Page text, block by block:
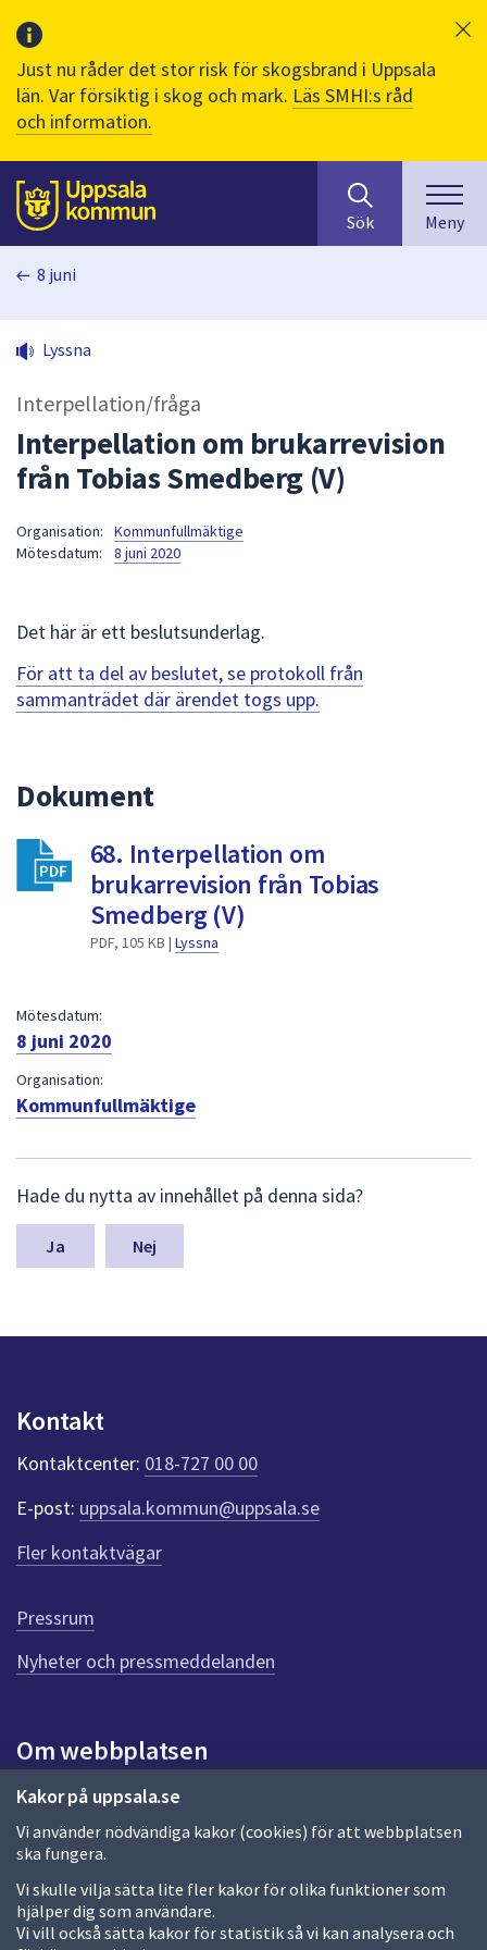
Just nu råder det stor risk för skogsbrand i Uppsala
län. Var försiktig i skog och mark. Läs SMHI:s råd
och information.
Till sidans
huvudinnehåll
efter
innehåll
på
sökfältet
kommer
sökförslag
för
att
navigera
för
att
Sök Meny
Kakor på uppsala.se
Vi använder nödvändiga kakor (cookies) för att webbplatsen
ska fungera.
Vi skulle vilja sätta lite fler kakor för olika funktioner som
hjälper dig som användare.
Vi vill också sätta kakor för statistik så vi kan analysera och
8 juni
Lyssna
Interpellation/fråga
Interpellation om brukarrevision
från Tobias Smedberg (V)
Organisation:
Kommunfullmäktige
Mötesdatum:
8 juni 2020
Det här är ett beslutsunderlag.
För att ta del av beslutet, se protokoll från
sammanträdet där ärendet togs upp.
Dokument
68. Interpellation om
brukarrevision från Tobias
Smedberg (V)
PDF, 105 KB | Lyssna
Mötesdatum:
8 juni 2020
Organisation:
Kommunfullmäktige
ä
m
a
n
k
t
e
r
f
ö
r
e
n
n
a
d
a
Hade du nytta av innehållet på denna sida?
Nej
Kontakt
Kontaktcenter: 018-727 00 00
E-post: uppsala.kommun@uppsala.se
Fler kontaktvägar
Pressrum
Nyheter och pressmeddelanden
Om webbplatsen
Om webbplatsen
Allmänna handlingar och diarium
Behandling av personuppgifter
Kakor